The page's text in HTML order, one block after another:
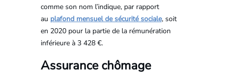
comme son nom l’indique, par rapport
au plafond mensuel de sécurité sociale, soit
en 2020 pour la partie de la rémunération
inférieure à 3 428 €.
Assurance chômage